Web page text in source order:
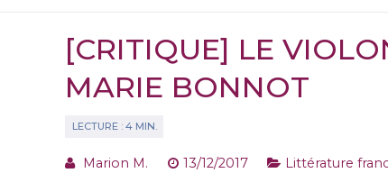
[CRITIQUE] LE
MARIE BONNOT
Marion M. 13/12/2017 Littérature